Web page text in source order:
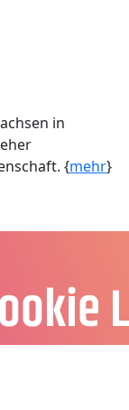
in
{mehr}